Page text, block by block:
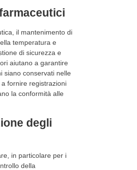
il mantenimento di
temperatura e
di sicurezza e
aiutano a garantire
siano conservati nelle
fornire registrazioni
la conformità alle
degli
in particolare per i
della